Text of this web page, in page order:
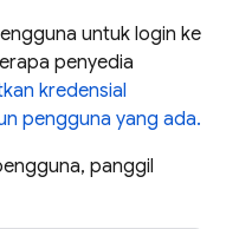
untuk login ke
penyedia
kredensial
pengguna yang ada.
panggil